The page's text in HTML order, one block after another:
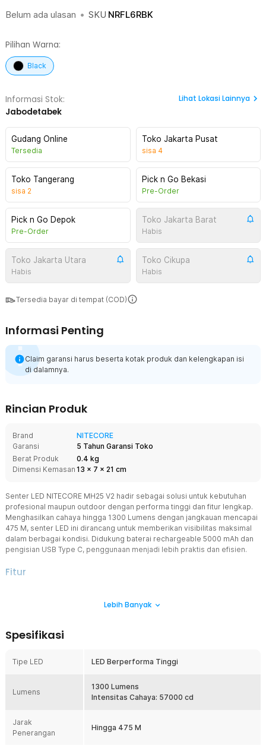
Belum ada ulasan • SKU NRFL6RBK
Pilihan Warna:
Black
Informasi Stok:
Jabodetabek
Lihat Lokasi Lainnya
Gudang Online
Tersedia
Toko Jakarta Pusat
sisa 4
Toko Tangerang
sisa 2
Pick n Go Bekasi
Pre-Order
Pick n Go Depok
Pre-Order
Toko Jakarta Barat
Habis
Toko Jakarta Utara
Habis
Toko Cikupa
Habis
Tersedia bayar di tempat (COD)
Informasi Penting
Claim garansi harus beserta kotak produk dan kelengkapan isi
di dalamnya.
Rincian Produk
Brand
NITECORE
Garansi
5 Tahun Garansi Toko
Berat Produk
0.4 kg
Dimensi Kemasan 13 x 7 x 21 cm
Senter LED NITECORE MH25 V2 hadir sebagai solusi untuk kebutuhan
profesional maupun outdoor dengan performa tinggi dan fitur lengkap.
Menghasilkan cahaya hingga 1300 Lumens dengan jangkauan mencapai
475 M, senter LED ini dirancang untuk memberikan visibilitas maksimal
dalam berbagai kondisi. Didukung baterai rechargeable 5000 mAh dan
pengisian USB Type C, penggunaan menjadi lebih praktis dan efisien.
Fitur
NITECORE MH25 V2 menggunakan LED berperforma tinggi yang
sorotan fokus dengan jarak penerangan hingga 475 M. Kemampuan
patroli, pencarian, observasi area luas, maupun aktivitas outdoor
lainnya.
Senter Nitecore MH25 V2 ini menggunakan baterai bawaan yaitu
mAh. Namun, Anda juga bisa menggunakan jenis baterai alternatif
seperti 18650 atau 2 x CR123/RCR123. Baterai bawaan bisa Anda isi
ulang langsung dari port USB Type C yang tersedia pada body
Lebih Banyak
Spesifikasi
Tipe LED LED Berperforma Tinggi
Lumens
1300 Lumens
Intensitas Cahaya: 57000 cd
Jarak
Penerangan
Hingga 475 M